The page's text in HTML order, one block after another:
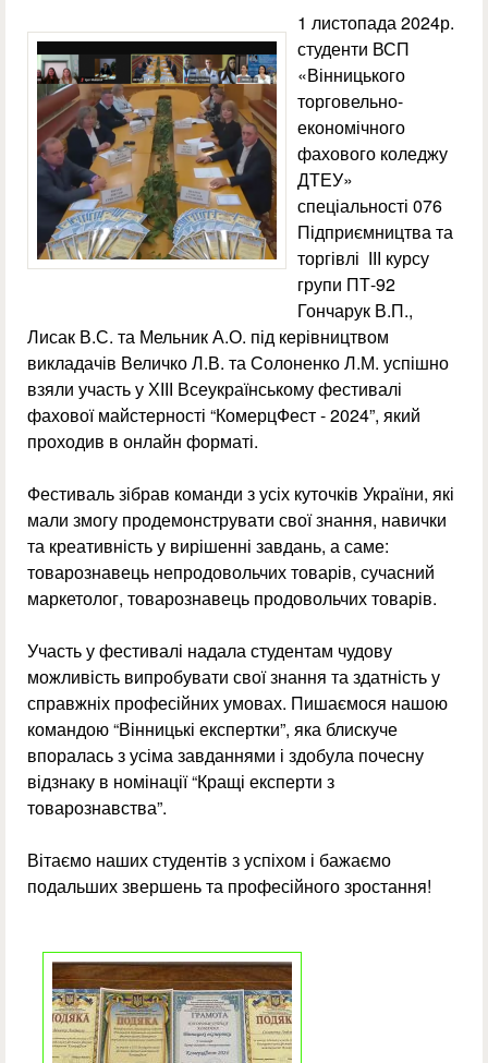
1 листопада 2024р.
студенти ВСП
«Вінницького
торговельно-
економічного
фахового коледжу
ДТЕУ»
спеціальності 076
Підприємництва та
торгівлі ІІІ курсу
групи ПТ-92
Гончарук В.П.,
Лисак В.С. та Мельник А.О. під керівництвом
викладачів Величко Л.В. та Солоненко Л.М. успішно
взяли участь у ХІІІ Всеукраїнському фестивалі
фахової майстерності “КомерцФест - 2024”, який
проходив в онлайн форматі.
Фестиваль зібрав команди з усіх куточків України, які
мали змогу продемонструвати свої знання, навички
та креативність у вирішенні завдань, а саме:
товарознавець непродовольчих товарів, сучасний
маркетолог, товарознавець продовольчих товарів.
Участь у фестивалі надала студентам чудову
можливість випробувати свої знання та здатність у
справжніх професійних умовах. Пишаємося нашою
командою “Вінницькі експертки”, яка блискуче
впоралась з усіма завданнями і здобула почесну
відзнаку в номінації “Кращі експерти з
товарознавства”.
Вітаємо наших студентів з успіхом і бажаємо
подальших звершень та професійного зростання!